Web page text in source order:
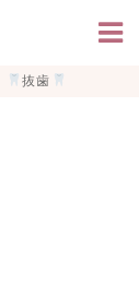
抜歯